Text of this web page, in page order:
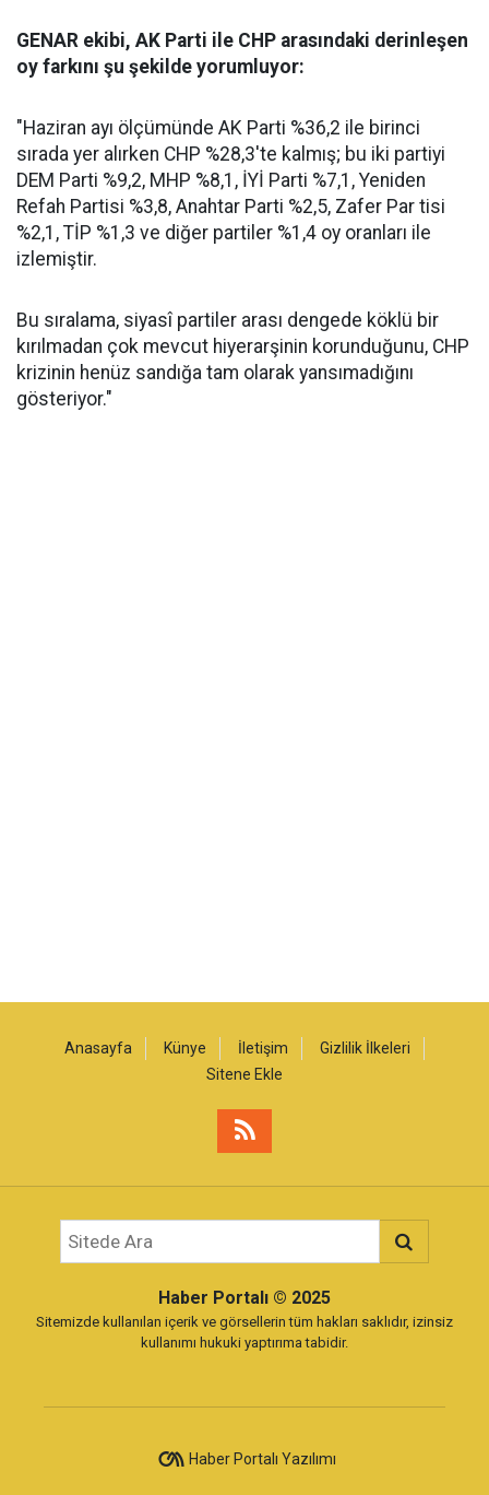
GENAR ekibi, AK Parti ile CHP arasındaki derinleşen
oy farkını şu şekilde yorumluyor:
"Haziran ayı ölçümünde AK Parti %36,2 ile birinci
sırada yer alırken CHP %28,3'te kalmış; bu iki partiyi
DEM Parti %9,2, MHP %8,1, İYİ Parti %7,1, Yeniden
Refah Partisi %3,8, Anahtar Parti %2,5, Zafer Par tisi
%2,1, TİP %1,3 ve diğer partiler %1,4 oy oranları ile
izlemiştir.
Bu sıralama, siyasî partiler arası dengede köklü bir
kırılmadan çok mevcut hiyerarşinin korunduğunu, CHP
krizinin henüz sandığa tam olarak yansımadığını
gösteriyor."
Anasayfa Künye İletişim
Gizlilik İlkeleri
Sitene Ekle
Haber Portalı © 2025
Sitemizde kullanılan içerik ve görsellerin tüm hakları saklıdır, izinsiz
kullanımı hukuki yaptırıma tabidir.
Haber Portalı Yazılımı